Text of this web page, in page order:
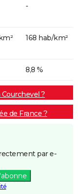
-
168 hab/km²
8,8 %
?
de France ?
par e-